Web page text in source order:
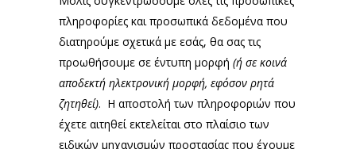
πληροφορίες και προσωπικά δεδομένα που
διατηρούμε σχετικά με εσάς, θα σας τις
προωθήσουμε σε έντυπη μορφή (ή σε κοινά
αποδεκτή ηλεκτρονική μορφή, εφόσον ρητά
ζητηθεί). Η αποστολή των πληροφοριών που
έχετε αιτηθεί εκτελείται στο πλαίσιο των
ειδικών μηχανισμών προστασίας που έχουμε